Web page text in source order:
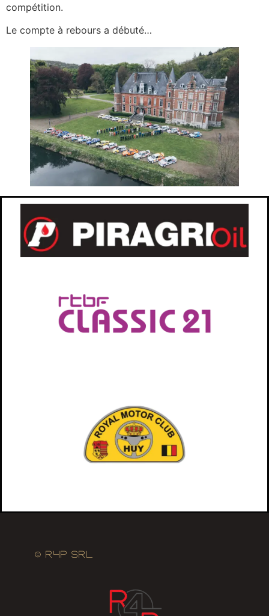
compétition.
Le compte à rebours a débuté…
© R4P SRL